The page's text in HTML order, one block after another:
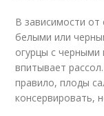
В зависимости
белыми или
огурцы с
впитывает
правило, плоды
консервировать,